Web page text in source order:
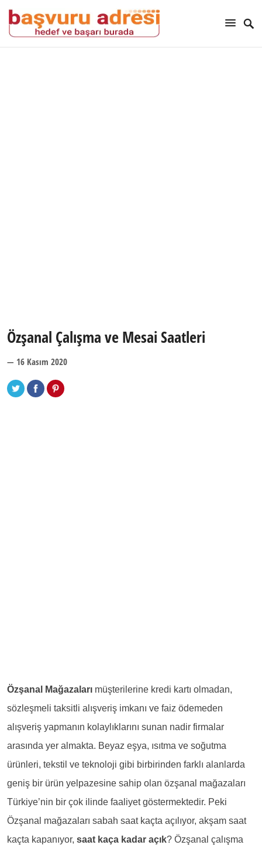
Özşanal Çalışma ve Mesai Saatleri
— 16 Kasım 2020
Özşanal Mağazaları müşterilerine kredi kartı olmadan,
sözleşmeli taksitli alışveriş imkanı ve faiz ödemeden
alışveriş yapmanın kolaylıklarını sunan nadir firmalar
arasında yer almakta. Beyaz eşya, ısıtma ve soğutma
ürünleri, tekstil ve teknoloji gibi birbirinden farklı alanlarda
geniş bir ürün yelpazesine sahip olan özşanal mağazaları
Türkiye’nin bir çok ilinde faaliyet göstermektedir. Peki
Özşanal mağazaları sabah saat kaçta açılıyor, akşam saat
kaçta kapanıyor, saat kaça kadar açık? Özşanal çalışma